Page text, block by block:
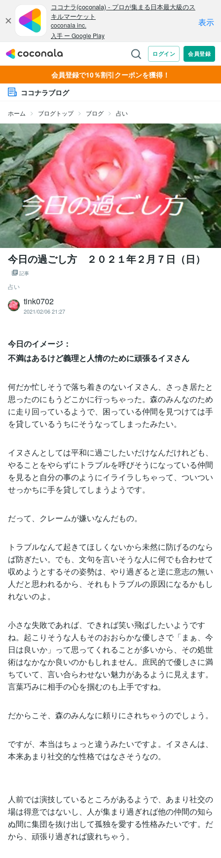
会員登録で10％割引クーポンを獲得！
ココナラブログ
ホーム ブログトップ ブログ 占い
今日の過ごし方 ２０２１年２月７日（日）
記事
占い
tink0702
2021/02/06 21:27
今日のイメージ：
不満はあるけど義理と人情のために頑張るイヌさん
何だか忙しそうで落ち着きのないイヌさん、さっき居たと
思ったのにもうどこかに行っちゃった。森のみんなのため
に走り回っているようで、困っている仲間を見つけては手
を貸しているうちにそうなってしまったみたい。
イヌさんとしては平和に過ごしたいだけなんだけれども、
やることをやらずにトラブルを呼びそうになっている仲間
を見ると自分の事のようにイライラしちゃって、ついつい
せっかちに手を貸してしまうようです。
だって、クレームが嫌いなんだもの。
トラブルなんて起きてほしくないから未然に防げるのなら
ば防ぎたい。でも、文句を言いそうな人に何でも合わせて
収めようとするその姿勢は、やり過ぎると逆に意志の無い
人だと思われるから、それもトラブルの原因になるかもし
れないのよ。
小さな失敗であれば、できれば笑い飛ばしたいようです
ね。起こりそうな人もそのおおらかな優しさで「まぁ、今
日は良いか」って思ってくれることが多いから、その処世
術はなかなか良いのかもしれません。庶民的で優しさに満
ちていて、言い合らわせない魅力があるように見えます。
言葉巧みに相手の心を掴むのも上手ですね。
だからこそ、森のみんなに頼りにされちゃうのでしょう。
ですが、本当はちょっと違うみたいですよ。イヌさんは、
本来あまり社交的な性格ではなさそうなの。
人前では演技しているところがあるようで、あまり社交の
場は得意ではないし、人が集まり過ぎれば他の仲間の知ら
ぬ間に集団を抜け出して孤独を愛する性格みたいです。だ
から、頑張り過ぎれば疲れちゃう。